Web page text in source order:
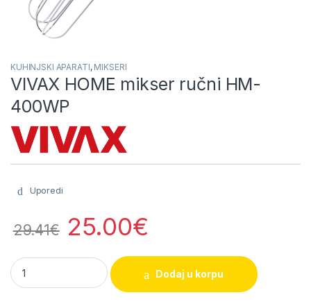
KUHINJSKI APARATI, MIKSERI
VIVAX HOME mikser ručni HM-
400WP
Uporedi
29.41€ 25.00€
VIVAX HOME mikser ručni HM-400WP quantity
Dodaj u korpu